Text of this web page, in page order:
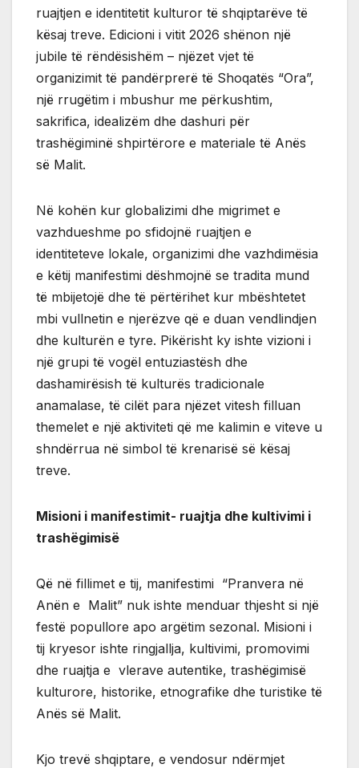
ruajtjen e identitetit kulturor të shqiptarëve të
kësaj treve. Edicioni i vitit 2026 shënon një
jubile të rëndësishëm – njëzet vjet të
organizimit të pandërprerë të Shoqatës “Ora”,
një rrugëtim i mbushur me përkushtim,
sakrifica, idealizëm dhe dashuri për
trashëgiminë shpirtërore e materiale të Anës
së Malit.
Në kohën kur globalizimi dhe migrimet e
vazhdueshme po sfidojnë ruajtjen e
identiteteve lokale, organizimi dhe vazhdimësia
e këtij manifestimi dëshmojnë se tradita mund
të mbijetojë dhe të përtërihet kur mbështetet
mbi vullnetin e njerëzve që e duan vendlindjen
dhe kulturën e tyre. Pikërisht ky ishte vizioni i
një grupi të vogël entuziastësh dhe
dashamirësish të kulturës tradicionale
anamalase, të cilët para njëzet vitesh filluan
themelet e një aktiviteti që me kalimin e viteve u
shndërrua në simbol të krenarisë së kësaj
treve.
Misioni i manifestimit- ruajtja dhe kultivimi i
trashëgimisë
Që në fillimet e tij, manifestimi “Pranvera në
Anën e Malit” nuk ishte menduar thjesht si një
festë popullore apo argëtim sezonal. Misioni i
tij kryesor ishte ringjallja, kultivimi, promovimi
dhe ruajtja e vlerave autentike, trashëgimisë
kulturore, historike, etnografike dhe turistike të
Anës së Malit.
Kjo trevë shqiptare, e vendosur ndërmjet